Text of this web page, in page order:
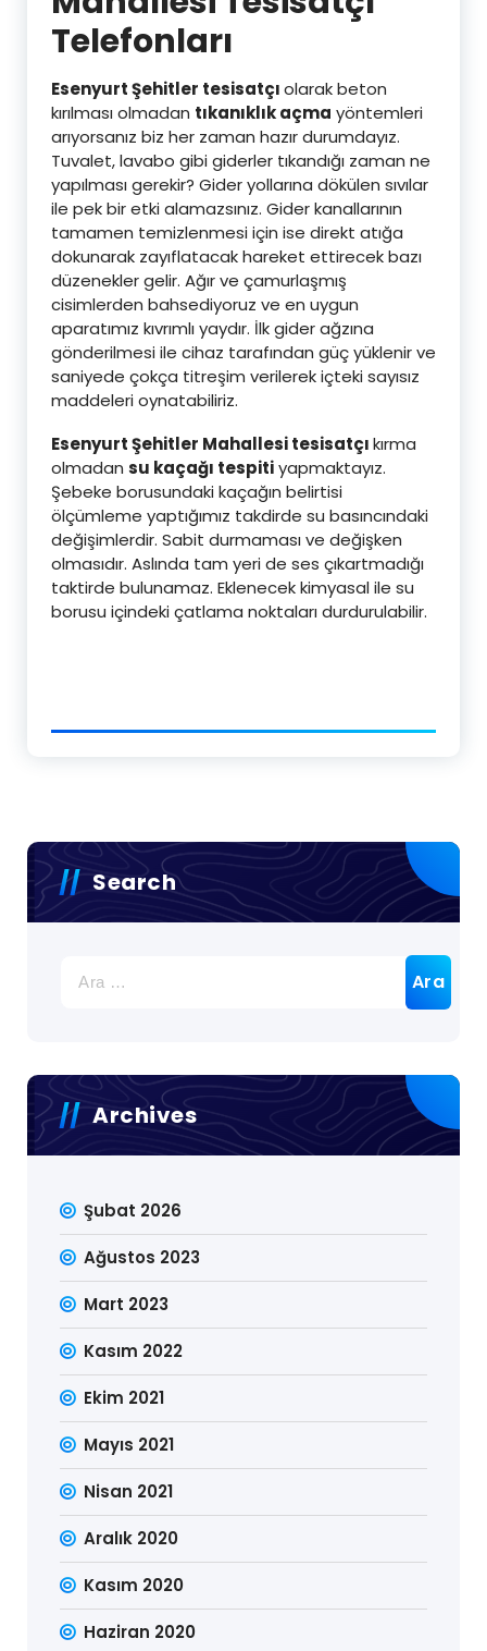
Telefonları
Esenyurt Şehitler tesisatçıolarak beton
kırılması olmadan tıkanıklık açma yöntemleri
arıyorsanız biz her zaman hazır durumdayız.
Tuvalet, lavabo gibi giderler tıkandığı zaman ne
yapılması gerekir? Gider yollarına dökülen sıvılar
ile pek bir etki alamazsınız. Gider kanallarının
tamamen temizlenmesi için ise direkt atığa
dokunarak zayıflatacak hareket ettirecek bazı
düzenekler gelir. Ağır ve çamurlaşmış
cisimlerden bahsediyoruz ve en uygun
aparatımız kıvrımlı yaydır. İlk gider ağzına
gönderilmesi ile cihaz tarafından güç yüklenir ve
saniyede çokça titreşim verilerek içteki sayısız
maddeleri oynatabiliriz.
Esenyurt Şehitler Mahallesi tesisatçıkırma
olmadan su kaçağı tespitiyapmaktayız.
Şebeke borusundaki kaçağın belirtisi
ölçümleme yaptığımız takdirde su basıncındaki
değişimlerdir. Sabit durmaması ve değişken
olmasıdır. Aslında tam yeri de ses çıkartmadığı
taktirde bulunamaz. Eklenecek kimyasal ile su
borusu içindeki çatlama noktaları durdurulabilir.
Search
Archives
Şubat 2026
Ağustos 2023
Mart 2023
Kasım 2022
Ekim 2021
Mayıs 2021
Nisan 2021
Aralık 2020
Kasım 2020
Haziran 2020